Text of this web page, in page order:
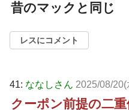
昔のマックと同じ
レスにコメント
41: ななしさん 2025/08/
クーポン前提の二